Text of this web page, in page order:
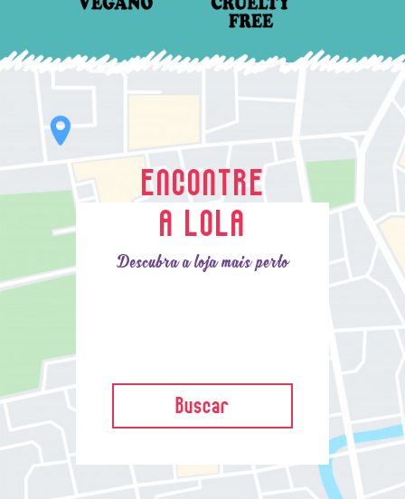
ENCONTRE
A LOLA
Descubra a loja mais perto
Buscar